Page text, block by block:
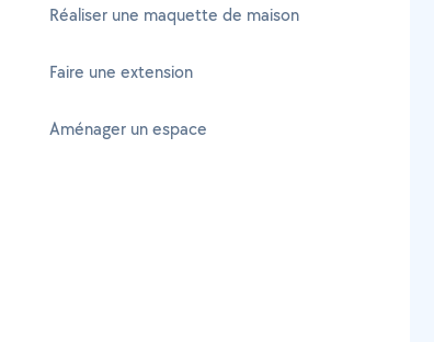
Réaliser une maquette de maison
Faire une extension
Aménager un espace